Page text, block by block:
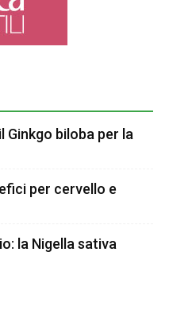
Ginkgo biloba per la
per cervello e
la Nigella sativa